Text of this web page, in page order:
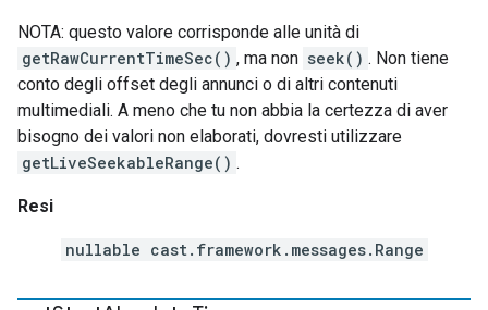
NOTA: questo valore corrisponde alle unità di
getRawCurrentTimeSec() , ma non seek() . Non tiene
conto degli offset degli annunci o di altri contenuti
multimediali. A meno che tu non abbia la certezza di aver
bisogno dei valori non elaborati, dovresti utilizzare
getLiveSeekableRange() .
Resi
nullable cast.framework.messages.Range